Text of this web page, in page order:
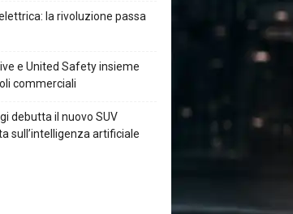
la rivoluzione passa
e United Safety insieme
commerciali
debutta il nuovo SUV
sull’intelligenza artificiale